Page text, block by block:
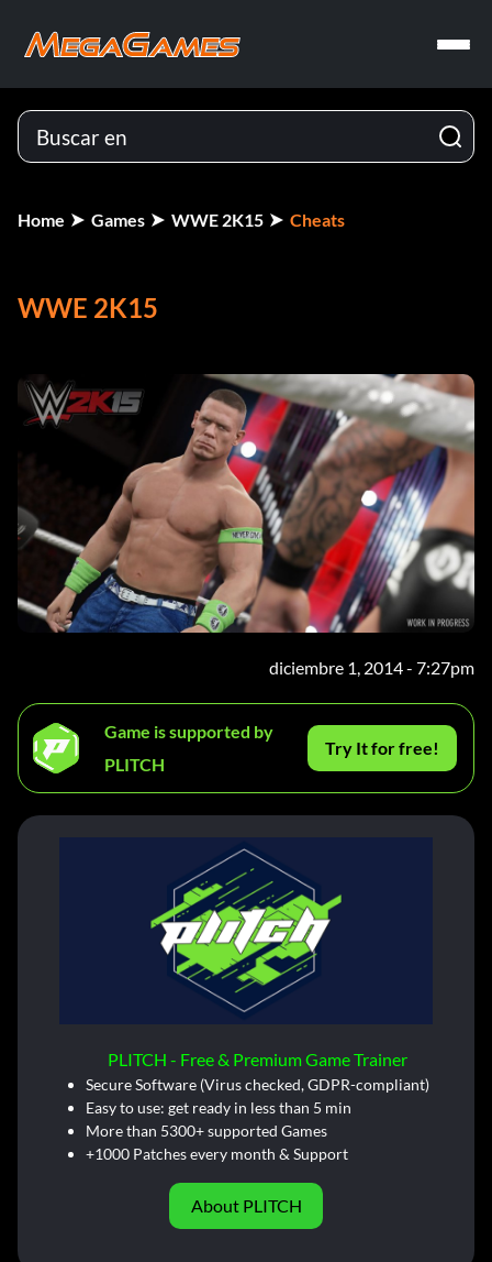
Home Games WWE 2K15 Cheats
WWE 2K15
diciembre 1, 2014 - 7:27pm
Game is supported by
PLITCH
Try It for free!
PLITCH - Free & Premium Game Trainer
Secure Software (Virus checked, GDPR-compliant)
Easy to use: get ready in less than 5 min
More than 5300+ supported Games
+1000 Patches every month & Support
About PLITCH